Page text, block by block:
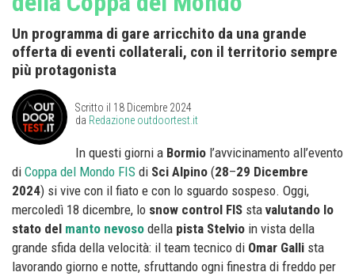
Un programma di gare arricchito da una grande
offerta di eventi collaterali, con il territorio sempre
più protagonista
Scritto il 18 Dicembre 2024
da Redazione outdoortest.it
In questi giorni a Bormio l’avvicinamento all’evento
di Coppa del Mondo FIS di Sci Alpino (28–29 Dicembre
2024) si vive con il fiato e con lo sguardo sospeso. Oggi,
mercoledì 18 dicembre, lo snow control FIS sta valutando lo
stato del manto nevoso della pista Stelvio in vista della
grande sfida della velocità: il team tecnico di Omar Galli sta
lavorando giorno e notte, sfruttando ogni finestra di freddo per